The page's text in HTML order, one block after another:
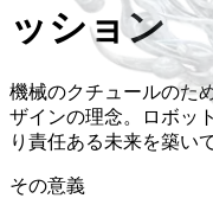
ッション
機械のクチュールのた
ザインの理念。ロボッ
り責任ある未来を築い
その意義